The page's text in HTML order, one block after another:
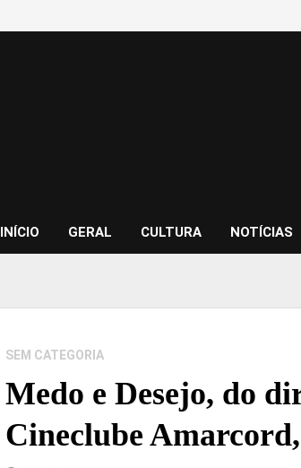
INÍCIO GERAL CULTURA NOTÍCIAS
SEM CATEGORIA
Medo e Desejo, do
Cineclube